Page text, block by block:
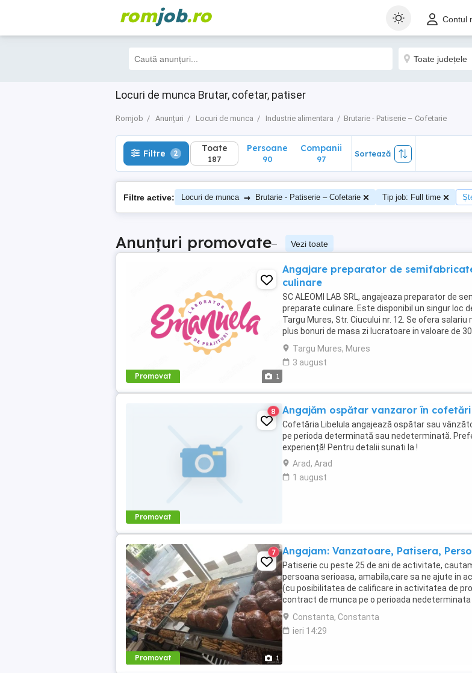
romjob.ro Contul
Locuri de munca Brutar, cofetar, patiser
Romjob Anunțuri Locuri de munca Industrie alimentara Brutarie - Patiserie – Cofetarie
Filtre 2 Toate
187
Filtre 2 Toate
187
Persoane
90
Companii
97
Sortează
Filtre active: Locuri de munca → Brutarie - Patiserie – Cofetarie Tip job: Full time
Anunțuri promovate– Vezi toate
Promovat 1
Angajare preparator de
culinare
SC ALEOMI LAB SRL, angajeaza preparator de
preparate culinare. Este disponibil un singur loc
Targu Mures, Str. Ciucului nr. 12. Se ofera salariu
plus bonuri de masa zi lucratoare in valoare de
munca este pentru persoane din ...
Targu Mures, Mures
3 august
Promovat
8 Angajăm ospătar vanzaror în
Cofetăria Libelula angajează ospătar sau
pe perioda determinată sau nedeterminată.
experiență! Pentru detalii sunati la !
Arad, Arad
1 august
Promovat 1
7 Angajam: Vanzatoare, Patisera,
Patiserie cu peste 25 de ani de activitate,
persoana serioasa, amabila,care sa ne ajute in
(cu posibilitatea de calificare in activitatea de
contract de munca pe o perioada
la timp -Mediu de lucru stabil -Instruire ...
Constanta, Constanta
ieri 14:29